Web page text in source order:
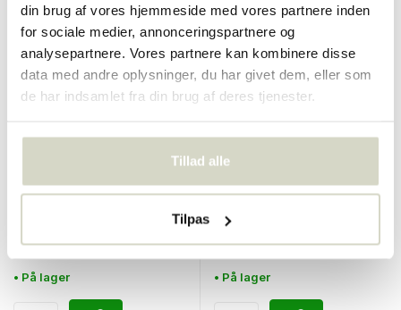
din brug af vores hjemmeside med vores partnere inden
for sociale medier, annonceringspartnere og
analysepartnere. Vores partnere kan kombinere disse
data med andre oplysninger, du har givet dem, eller som
de har indsamlet fra din brug af deres tjenester.
Tillad alle
Tilpas
SALE 25%
• På lager
SALE 25%
• På lager